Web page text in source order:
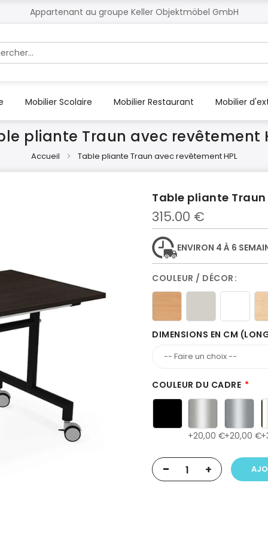
Appartenant au groupe Keller Objektmöbel GmbH
Mobilier Scolaire Mobilier Restaurant Mobilier
pliante Traun avec revêtement
Accueil Table pliante Traun avec revêtement HPL
Table pliante
315.00 €
ENVIRON 4 À 6
COULEUR / DÉCOR
DIMENSIONS EN CM
COULEUR DU CADRE
20,00 € 20,00 €
- +